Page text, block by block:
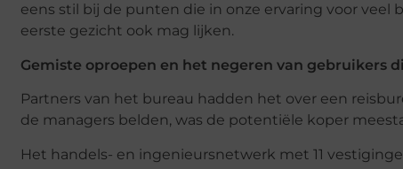
eens stil bij de punten die in onze ervaring voor
eerste gezicht ook mag lijken.
Gemiste oproepen en het negeren van gebruikers
Partners van het bureau hadden het over een
de managers belden, was de potentiële koper
Het handels- en ingenieursnetwerk met 11